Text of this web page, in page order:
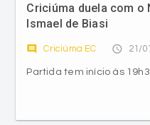
Criciúma duela com
Ismael de Biasi
comment Criciúma EC access_time 21/
Partida tem início às